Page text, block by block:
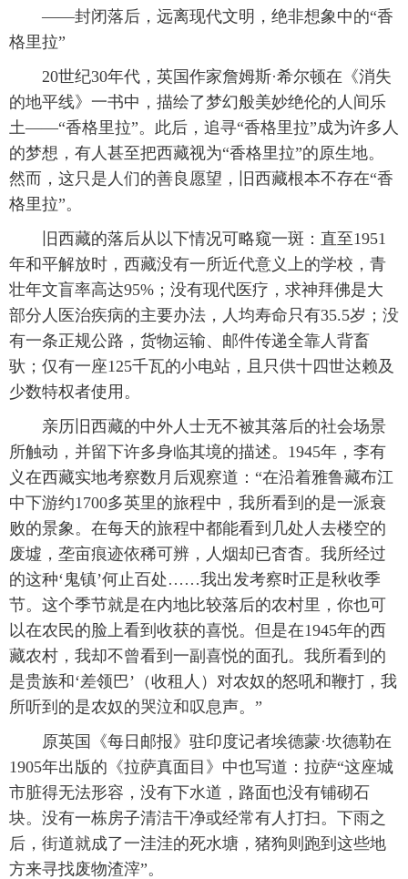
——封闭落后，远离现代文明，绝非想象中的“香
格里拉”
20世纪30年代，英国作家詹姆斯·希尔顿在《消失
的地平线》一书中，描绘了梦幻般美妙绝伦的人间乐
土——“香格里拉”。此后，追寻“香格里拉”成为许多人
的梦想，有人甚至把西藏视为“香格里拉”的原生地。
然而，这只是人们的善良愿望，旧西藏根本不存在“香
格里拉”。
旧西藏的落后从以下情况可略窥一斑：直至1951
年和平解放时，西藏没有一所近代意义上的学校，青
壮年文盲率高达95%；没有现代医疗，求神拜佛是大
部分人医治疾病的主要办法，人均寿命只有35.5岁；没
有一条正规公路，货物运输、邮件传递全靠人背畜
驮；仅有一座125千瓦的小电站，且只供十四世达赖及
少数特权者使用。
亲历旧西藏的中外人士无不被其落后的社会场景
所触动，并留下许多身临其境的描述。1945年，李有
义在西藏实地考察数月后观察道：“在沿着雅鲁藏布江
中下游约1700多英里的旅程中，我所看到的是一派衰
败的景象。在每天的旅程中都能看到几处人去楼空的
废墟，垄亩痕迹依稀可辨，人烟却已杳杳。我所经过
的这种‘鬼镇’何止百处……我出发考察时正是秋收季
节。这个季节就是在内地比较落后的农村里，你也可
以在农民的脸上看到收获的喜悦。但是在1945年的西
藏农村，我却不曾看到一副喜悦的面孔。我所看到的
是贵族和‘差领巴’（收租人）对农奴的怒吼和鞭打，我
所听到的是农奴的哭泣和叹息声。”
原英国《每日邮报》驻印度记者埃德蒙·坎德勒在
1905年出版的《拉萨真面目》中也写道：拉萨“这座城
市脏得无法形容，没有下水道，路面也没有铺砌石
块。没有一栋房子清洁干净或经常有人打扫。下雨之
后，街道就成了一洼洼的死水塘，猪狗则跑到这些地
方来寻找废物渣滓”。